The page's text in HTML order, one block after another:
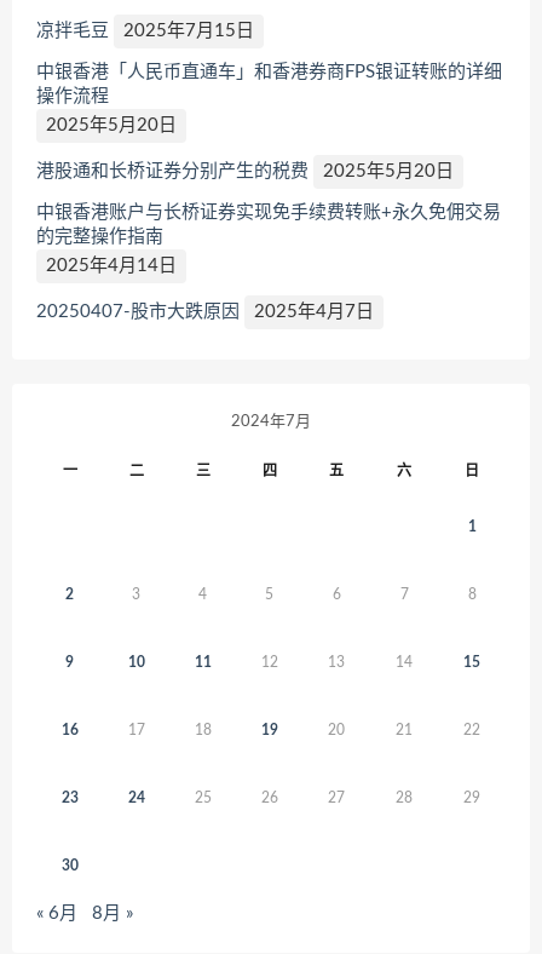
凉拌毛豆 2025年7月15日
中银香港「人民币直通车」和香港券商FPS银证转账的详细
操作流程
2025年5月20日
港股通和长桥证券分别产生的税费 2025年5月20日
中银香港账户与长桥证券实现免手续费转账+永久免佣交易
的完整操作指南
2025年4月14日
20250407-股市大跌原因 2025年4月7日
2024年7月
一 二 三 四 五 六 日
1
2 3 4 5 6 7 8
9 10 11 12 13 14 15
16 17 18 19 20 21 22
23 24 25 26 27 28 29
30
« 6月 8月 »